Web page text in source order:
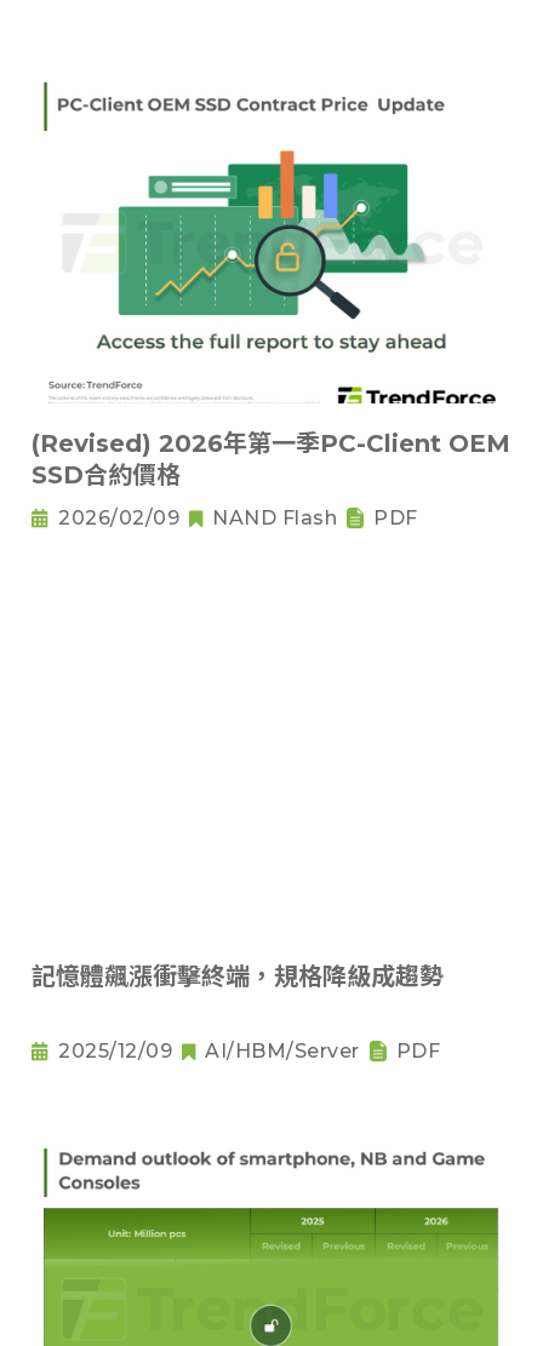
(Revised) 2026年第一季PC-Client OEM
SSD合約價格
2026/02/09 NAND Flash PDF
記憶體飆漲衝擊終端，規格降級成趨勢
2025/12/09 AI/HBM/Server PDF